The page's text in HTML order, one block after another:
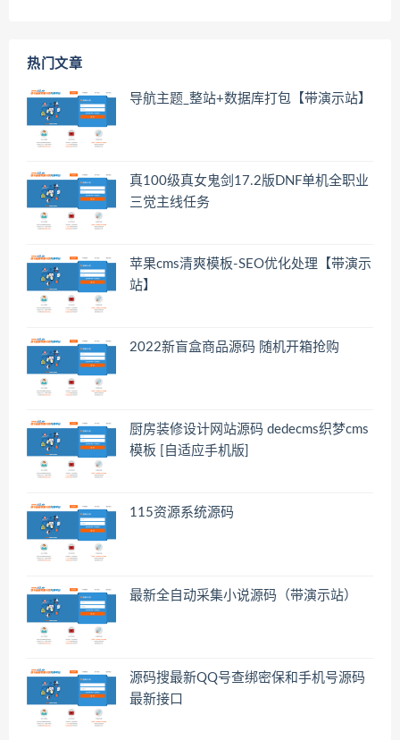
热门文章
导航主题_整站+数据库打包【带演示站】
真100级真女鬼剑17.2版DNF单机全职业
三觉主线任务
苹果cms清爽模板-SEO优化处理【带演示
站】
2022新盲盒商品源码 随机开箱抢购
厨房装修设计网站源码 dedecms织梦cms
模板 [自适应手机版]
115资源系统源码
最新全自动采集小说源码（带演示站）
源码搜最新QQ号查绑密保和手机号源码
最新接口